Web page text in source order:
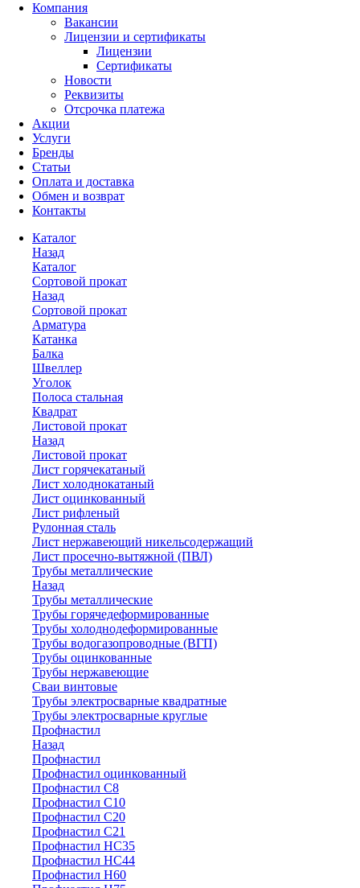
Компания
Вакансии
Лицензии и сертификаты
Лицензии
Сертификаты
Новости
Реквизиты
Отсрочка платежа
Акции
Услуги
Бренды
Статьи
Оплата и доставка
Обмен и возврат
Контакты
Каталог
Назад
Каталог
Сортовой прокат
Назад
Сортовой прокат
Арматура
Катанка
Балка
Швеллер
Уголок
Полоса стальная
Квадрат
Листовой прокат
Назад
Листовой прокат
Лист горячекатаный
Лист холоднокатаный
Лист оцинкованный
Лист рифленый
Рулонная сталь
Лист нержавеющий никельсодержащий
Лист просечно-вытяжной (ПВЛ)
Трубы металлические
Назад
Трубы металлические
Трубы горячедеформированные
Трубы холоднодеформированные
Трубы водогазопроводные (ВГП)
Трубы оцинкованные
Трубы нержавеющие
Сваи винтовые
Трубы электросварные квадратные
Трубы электросварные круглые
Профнастил
Назад
Профнастил
Профнастил оцинкованный
Профнастил С8
Профнастил С10
Профнастил С20
Профнастил С21
Профнастил НС35
Профнастил НС44
Профнастил Н60